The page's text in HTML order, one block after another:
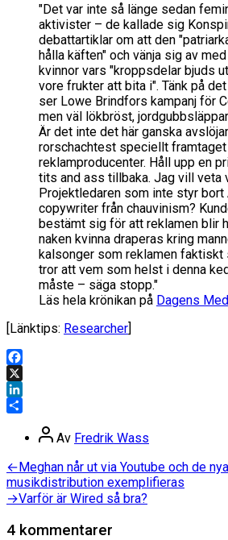
"Det var inte så länge sedan
aktivister – de kallade sig
debattartiklar om att den
hålla käften" och vänja sig av
kvinnor vars "kroppsdelar bjuds
vore frukter att bita i". Tänk på
ser Lowe Brindfors kampanj för
men väl lökbröst,
Är det inte det här ganska
rorschachtest speciellt
reklamproducenter. Håll upp en
tits and ass tillbaka. Jag vill veta
Projektledaren som inte styr bort
copywriter från chauvinism?
bestämt sig för att reklamen blir
naken kvinna draperas kring
kalsonger som reklamen faktiskt
tror att vem som helst i denna
måste – säga stopp."
Läs hela krönikan på Dagens
[Länktips: Researcher]
Facebook
X
LinkedIn
Inläggsförfattare
Av Fredrik Wass
Inläggsnavigering
←Föregående
inlägg:
Meghan når ut via Youtube och de
musikdistribution exemplifieras
→Nästa
Varför är Wired så bra?
4 kommentarer